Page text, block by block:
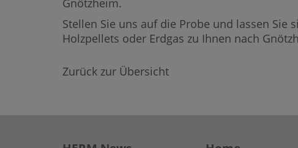
Gnötzheim.
Stellen Sie uns auf die Probe und lassen Sie
Holzpellets oder Erdgas zu Ihnen nach
Zurück zur Übersicht